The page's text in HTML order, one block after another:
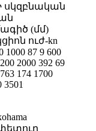
սկզբնական
(մմ)
ուժ-kn
87 9 600
2000 392 69
174 1700
3501